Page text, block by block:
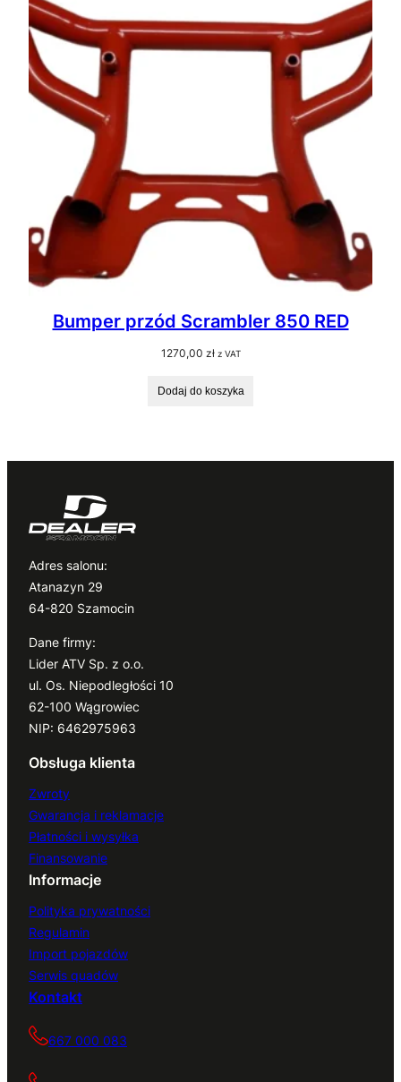
Bumper przód Scrambler 850 RED
1270,00 zł z VAT
Dodaj do koszyka
Adres salonu:
Atanazyn 29
64-820 Szamocin
Dane firmy:
Lider ATV Sp. z o.o.
ul. Os. Niepodległości 10
62-100 Wągrowiec
NIP: 6462975963
Obsługa klienta
Zwroty
Gwarancja i reklamacje
Płatności i wysyłka
Finansowanie
Informacje
Polityka prywatności
Regulamin
Import pojazdów
Serwis quadów
Kontakt
667 000 083